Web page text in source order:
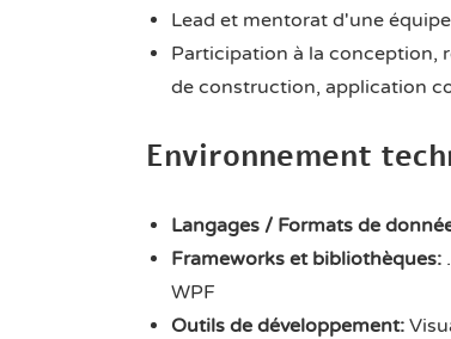
Lead et mentorat d'une
Participation à la conception,
de construction, application
Environnement
Langages / Formats de
Frameworks et bibliothèques:
WPF
Outils de développement: